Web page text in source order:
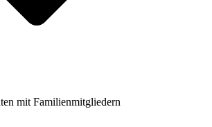
mit Familienmitgliedern